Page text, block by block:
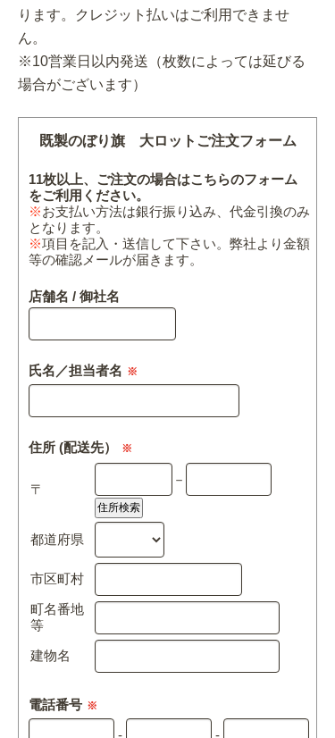
ります。クレジット払いはご利用できませ
ん。
※10営業日以内発送（枚数によっては延びる
場合がございます）